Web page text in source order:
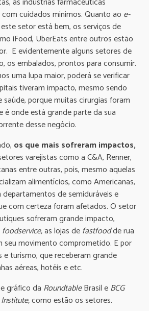
cuidados mínimos. Quanto ao e-
setor está bem, os serviços de
iFood, UberEats entre outros estão
E evidentemente alguns setores de
os embalados, prontos para consumir.
uma lupa maior, poderá se verificar
tiveram impacto, mesmo sendo
porque muitas cirurgias foram
é onde está grande parte da sua
desse negócio.
os que mais sofreram impactos,
varejistas como a C&A, Renner,
entre outras, pois, mesmo aquelas
alimentícios, como Americanas,
departamentos de semiduráveis e
com certeza foram afetados. O setor
sofreram grande impacto,
foodservice,as lojas defastfoodde rua
seu movimento comprometido. E por
e turismo, que receberam grande
aéreas, hotéis e etc.
gráfico da RoundtableBrasil eBCG
como estão os setores.